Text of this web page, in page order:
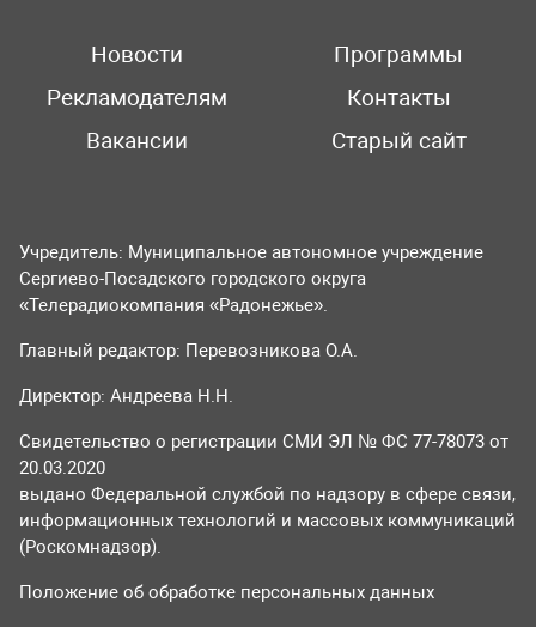
Новости
Программы
Рекламодателям
Контакты
Вакансии
Старый сайт
Учредитель: Муниципальное автономное учреждение
Сергиево-Посадского городского округа
«Телерадиокомпания «Радонежье».
Главный редактор: Перевозникова О.А.
Директор: Андреева Н.Н.
Свидетельство о регистрации СМИ ЭЛ № ФС 77-78073 от
20.03.2020
выдано Федеральной службой по надзору в сфере связи,
информационных технологий и массовых коммуникаций
(Роскомнадзор).
Положение об обработке персональных данных